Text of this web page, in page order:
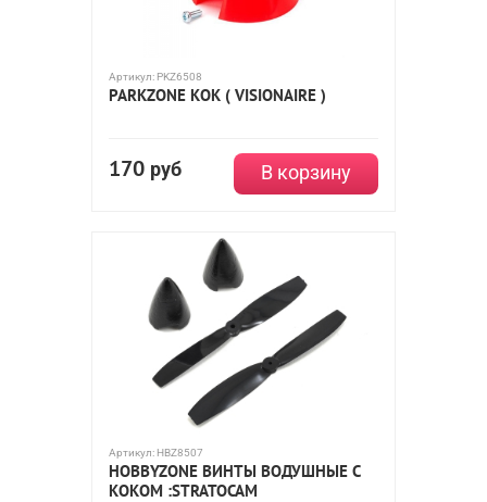
Артикул: PKZ6508
PARKZONE КОК ( VISIONAIRE )
170 руб В корзину
Артикул: HBZ8507
HOBBYZONE ВИНТЫ ВОДУШНЫЕ С
КОКОМ :STRATOCAM